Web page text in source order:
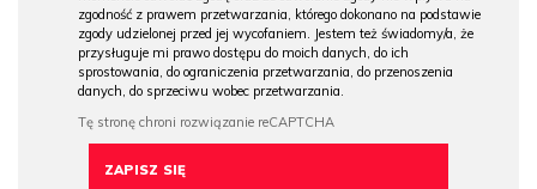
zgodność z prawem przetwarzania, którego dokonano na podstawie
zgody udzielonej przed jej wycofaniem. Jestem też świadomy/a, że
przysługuje mi prawo dostępu do moich danych, do ich
sprostowania, do ograniczenia przetwarzania, do przenoszenia
danych, do sprzeciwu wobec przetwarzania.